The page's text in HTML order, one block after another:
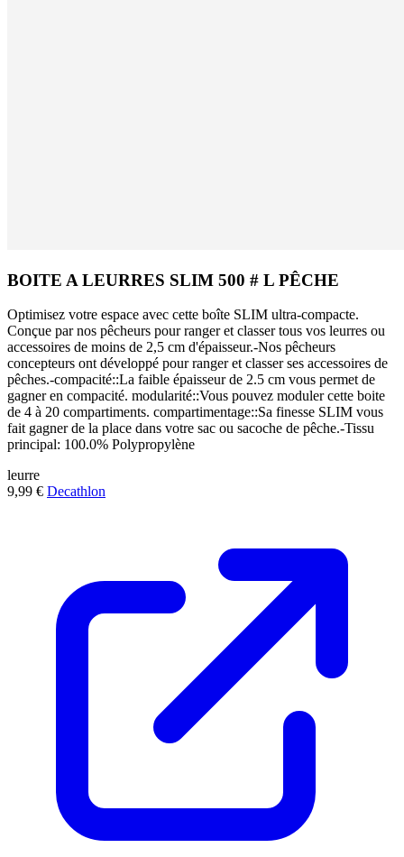
BOITE A LEURRES SLIM 500 # L PÊCHE
Optimisez votre espace avec cette boîte SLIM ultra-compacte.
Conçue par nos pêcheurs pour ranger et classer tous vos leurres ou
accessoires de moins de 2,5 cm d'épaisseur.-Nos pêcheurs
concepteurs ont développé pour ranger et classer ses accessoires de
pêches.-compacité::La faible épaisseur de 2.5 cm vous permet de
gagner en compacité. modularité::Vous pouvez moduler cette boite
de 4 à 20 compartiments. compartimentage::Sa finesse SLIM vous
fait gagner de la place dans votre sac ou sacoche de pêche.-Tissu
principal: 100.0% Polypropylène
leurre
9,99 € Decathlon